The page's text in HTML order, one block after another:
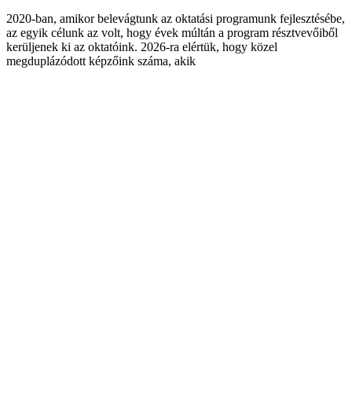
2020-ban, amikor belevágtunk az oktatási programunk fejlesztésébe,
az egyik célunk az volt, hogy évek múltán a program résztvevőiből
kerüljenek ki az oktatóink. 2026-ra elértük, hogy közel
megduplázódott képzőink száma, akik